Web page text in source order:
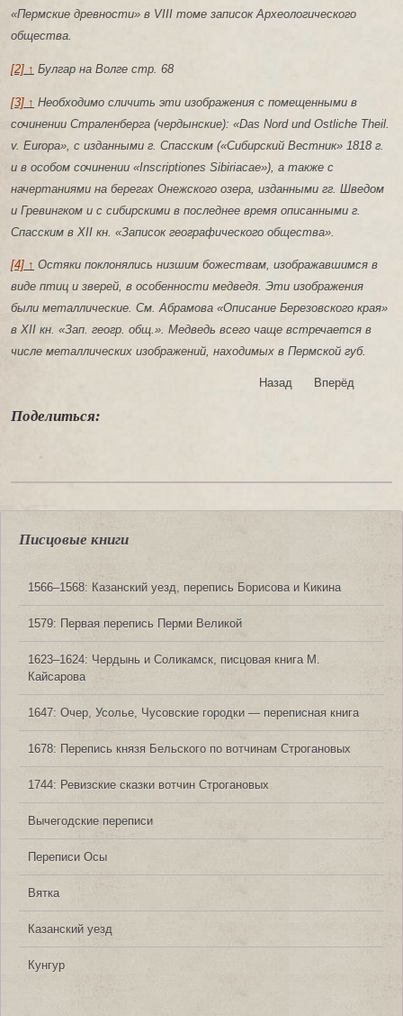
«Пермские древности» в VIII томе записок Археологического
общества.
[2] ↑ Булгар на Волге стр. 68
[3] ↑ Необходимо сличить эти изображения с помещенными в
сочинении Страленберга (чердынские): «Das Nord und Ostliche Theil.
v. Europa», с изданными г. Спасским («Сибирский Вестник» 1818 г.
и в особом сочинении «Inscriptiones Sibiriacae»), а также с
начертаниями на берегах Онежского озера, изданными гг. Шведом
и Гревингком и с сибирскими в последнее время описанными г.
Спасским в XII кн. «Записок географического общества».
[4] ↑ Остяки поклонялись низшим божествам, изображавшимся в
виде птиц и зверей, в особенности медведя. Эти изображения
были металлические. См. Абрамова «Описание Березовского края»
в XII кн. «Зап. геогр. общ.». Медведь всего чаще встречается в
числе металлических изображений, находимых в Пермской губ.
Назад Вперёд
Поделиться:
Писцовые книги
1566‒1568: Казанский уезд, перепись Борисова и Кикина
1579: Первая перепись Перми Великой
1623‒1624: Чердынь и Соликамск, писцовая книга М.
Кайсарова
1647: Очер, Усолье, Чусовские городки — переписная книга
1678: Перепись князя Бельского по вотчинам Строгановых
1744: Ревизские сказки вотчин Строгановых
Вычегодские переписи
Переписи Осы
Вятка
Казанский уезд
Кунгур